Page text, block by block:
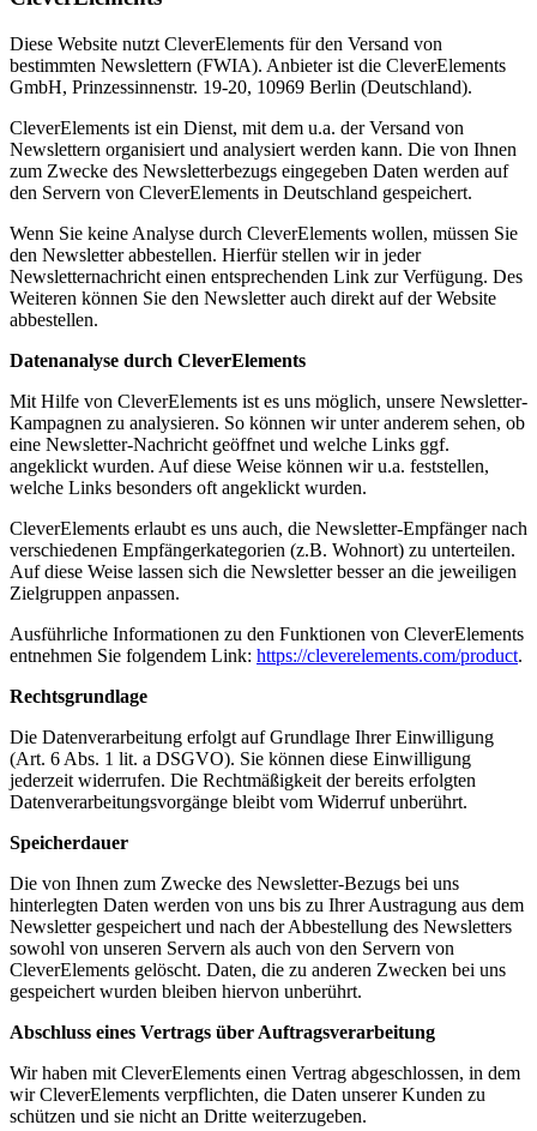
Diese Website nutzt CleverElements für den Versand von
bestimmten Newslettern (FWIA). Anbieter ist die CleverElements
GmbH, Prinzessinnenstr. 19-20, 10969 Berlin (Deutschland).
CleverElements ist ein Dienst, mit dem u.a. der Versand von
Newslettern organisiert und analysiert werden kann. Die von Ihnen
zum Zwecke des Newsletterbezugs eingegeben Daten werden auf
den Servern von CleverElements in Deutschland gespeichert.
Wenn Sie keine Analyse durch CleverElements wollen, müssen Sie
den Newsletter abbestellen. Hierfür stellen wir in jeder
Newsletternachricht einen entsprechenden Link zur Verfügung. Des
Weiteren können Sie den Newsletter auch direkt auf der Website
abbestellen.
Datenanalyse durch CleverElements
Mit Hilfe von CleverElements ist es uns möglich, unsere Newsletter-
Kampagnen zu analysieren. So können wir unter anderem sehen, ob
eine Newsletter-Nachricht geöffnet und welche Links ggf.
angeklickt wurden. Auf diese Weise können wir u.a. feststellen,
welche Links besonders oft angeklickt wurden.
CleverElements erlaubt es uns auch, die Newsletter-Empfänger nach
verschiedenen Empfängerkategorien (z.B. Wohnort) zu unterteilen.
Auf diese Weise lassen sich die Newsletter besser an die jeweiligen
Zielgruppen anpassen.
Ausführliche Informationen zu den Funktionen von CleverElements
entnehmen Sie folgendem Link: https://cleverelements.com/product.
Rechtsgrundlage
Die Datenverarbeitung erfolgt auf Grundlage Ihrer Einwilligung
(Art. 6 Abs. 1 lit. a DSGVO). Sie können diese Einwilligung
jederzeit widerrufen. Die Rechtmäßigkeit der bereits erfolgten
Datenverarbeitungsvorgänge bleibt vom Widerruf unberührt.
Speicherdauer
Die von Ihnen zum Zwecke des Newsletter-Bezugs bei uns
hinterlegten Daten werden von uns bis zu Ihrer Austragung aus dem
Newsletter gespeichert und nach der Abbestellung des Newsletters
sowohl von unseren Servern als auch von den Servern von
CleverElements gelöscht. Daten, die zu anderen Zwecken bei uns
gespeichert wurden bleiben hiervon unberührt.
Abschluss eines Vertrags über Auftragsverarbeitung
Wir haben mit CleverElements einen Vertrag abgeschlossen, in dem
wir CleverElements verpflichten, die Daten unserer Kunden zu
schützen und sie nicht an Dritte weiterzugeben.